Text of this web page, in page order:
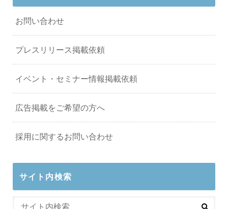
お問い合わせ
プレスリリース掲載依頼
イベント・セミナー情報掲載依頼
広告掲載をご希望の方へ
採用に関するお問い合わせ
サイト内検索